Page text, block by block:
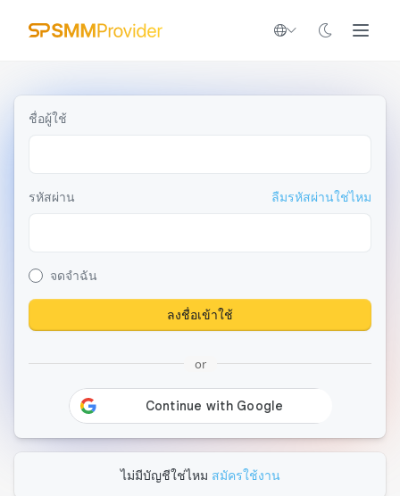
ชื่อผู้ใช้
รหัสผ่าน ลืมรหัสผ่านใช่ไหม
จดจำฉัน
ลงชื่อเข้าใช้
or
ไม่มีบัญชีใช่ไหม สมัครใช้งาน